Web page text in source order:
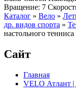
Вращение: 7
Каталог » Вело »
др. видов спорта »
настольного
Сайт
Главная
VELO Атлант |